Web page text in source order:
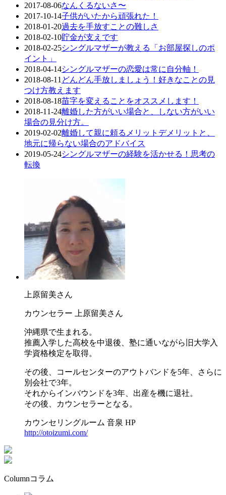
2017-08-06なんくるないさ〜
2017-10-14子供がいたから頑張れた！
2018-01-20過去を手放すことの難しさ
2018-02-10貯金が支えです
2018-02-25シングルマザーが教える「お部屋探しのポ
イント」
2018-04-14シングルマザーの恋愛は常に自分軸！
2018-08-11 どんどん手放しましょう！好きなことの見
つけ方教えます
2018-08-18苗字を変えることをオススメします！
2018-11-24離婚した方がいい場合と、しない方がいい
場合の見分け方。
2019-02-02離婚して親に頼るメリットデメリットと、
地元に帰らない場合のアドバイス
2019-05-24シングルマザーの経験を活かせる！思考の
転換
上原留美さん
カウンセラー 上原留美さん
沖縄県で生まれる。
推薦入学した高校を中退後、塾に通いながら旧大学入
学資格検定を取得。
その後、コールセンターのアウトバンドを5年、さらに
別会社で3年。
それからインバウンドを3年、出産を機に退社。
その後、カウンセラーとなる。
カウンセリングルーム 音泉 HP
http://otoizumi.com/
Columnコラム